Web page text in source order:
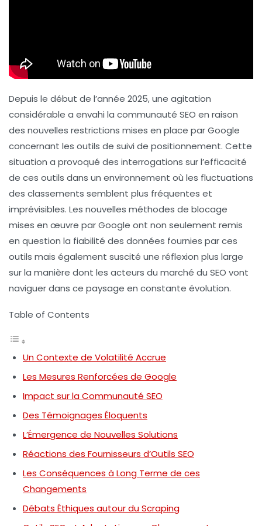
Depuis le début de l’année 2025, une agitation
considérable a envahi la communauté SEO en raison
des nouvelles restrictions mises en place par Google
concernant les outils de suivi de positionnement. Cette
situation a provoqué des interrogations sur l’efficacité
de ces outils dans un environnement où les fluctuations
des classements semblent plus fréquentes et
imprévisibles. Les nouvelles méthodes de blocage
mises en œuvre par Google ont non seulement remis
en question la fiabilité des données fournies par ces
outils mais également suscité une réflexion plus large
sur la manière dont les acteurs du marché du SEO vont
naviguer dans ce paysage en constante évolution.
Table of Contents
Un Contexte de Volatilité Accrue
Les Mesures Renforcées de Google
Impact sur la Communauté SEO
Des Témoignages Éloquents
L’Émergence de Nouvelles Solutions
Réactions des Fournisseurs d’Outils SEO
Les Conséquences à Long Terme de ces
Changements
Débats Éthiques autour du Scraping